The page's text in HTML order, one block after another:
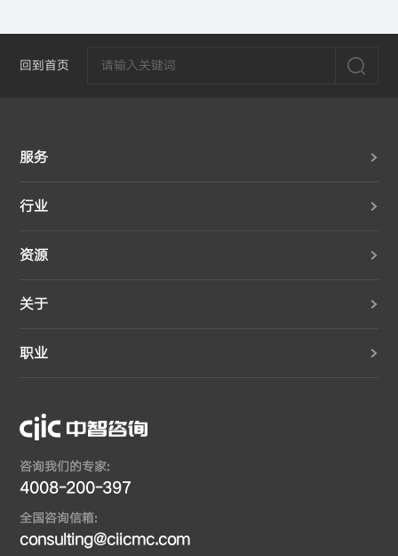
回到首页
服务
行业
资源
关于
职业
咨询我们的专家:
4008-200-397
全国咨询信箱:
consulting@ciicmc.com